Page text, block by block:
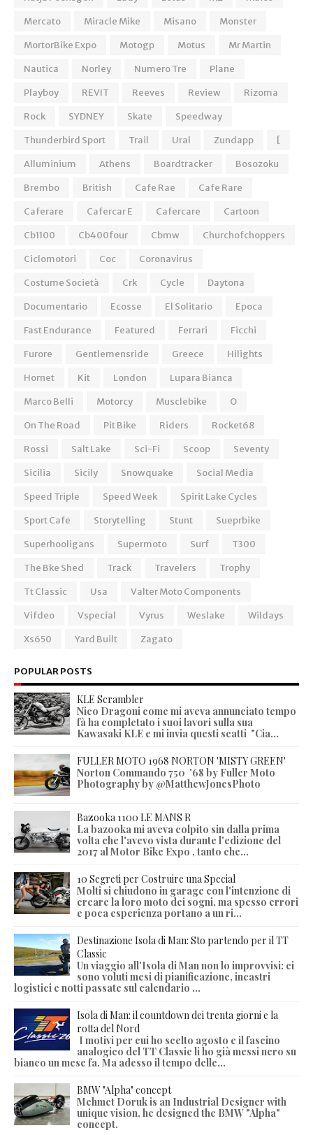
Mercato
Miracle Mike Misano
Monster
MortorBike Expo
Motogp Motus
Mr Martin
Nautica
Norley Numero Tre
Plane
Playboy
REVIT Reeves Review
Rizoma
Rock
SYDNEY Skate
Speedway
Thunderbird Sport
Trail Ural Zundapp
[
Alluminium
Athens Boardtracker
Bosozoku
Brembo
British Cafe Rae
Cafe Rare
Caferare
Cafercar E Cafercare
Cartoon
Cb1100
Cb400four Cbmw
Churchofchoppers
Ciclomotori
Coc
Coronavirus
Costume Società
Crk Cycle
Daytona
Documentario
Ecosse El Solitario
Epoca
Fast Endurance
Featured Ferrari
Ficchi
Furore
Gentlemensride Greece
Hilights
Hornet
Kit London
Lupara Bianca
Marco Belli
Motorcy Musclebike
O
On The Road
Pit Bike Riders
Rocket68
Rossi
Salt Lake Sci-Fi Scoop
Seventy
Sicilia
Sicily Snowquake
Social Media
Speed Triple
Speed Week
Spirit Lake Cycles
Sport Cafe
Storytelling Stunt
Sueprbike
Superhooligans
Supermoto Surf
T300
The Bke Shed
Track Travelers
Trophy
Tt Classic
Usa
Valter Moto Components
Vifdeo
Vspecial Vyrus Weslake
Wildays
Xs650
Yard Built Zagato
POPULAR POSTS
KLE Scrambler
Nico Dragoni come mi aveva annunciato tempo
fà ha completato i suoi lavori sulla sua
Kawasaki KLE e mi invia questi scatti "Cia...
FULLER MOTO 1968 NORTON 'MISTY GREEN'
Norton Commando 750 '68 by Fuller Moto
Photography by @MatthewJonesPhoto
Bazooka 1100 LE MANS R
La bazooka mi aveva colpito sin dalla prima
volta che l'avevo vista durante l'edizione del
2017 al Motor Bike Expo , tanto che...
10 Segreti per Costruire una Special
Molti si chiudono in garage con l'intenzione di
creare la loro moto dei sogni, ma spesso errori
e poca esperienza portano a un ri...
Destinazione Isola di Man: Sto partendo per il TT
Classic
Un viaggio all'Isola di Man non lo improvvisi: ci
sono voluti mesi di pianificazione, incastri
logistici e notti passate sul calendario ...
Isola di Man: il countdown dei trenta giorni e la
rotta del Nord
I motivi per cui ho scelto agosto e il fascino
analogico del TT Classic li ho già messi nero su
bianco un mese fa. Ma adesso il tempo delle...
BMW "Alpha" concept
Mehmet Doruk is an Industrial Designer with
unique vision, he designed the BMW "Alpha"
concept.